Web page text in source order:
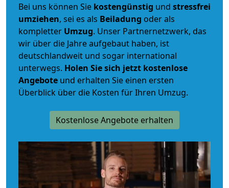
Bei uns können Sie kostengünstig und stressfrei
umziehen, sei es als Beiladung oder als
kompletter Umzug. Unser Partnernetzwerk, das
wir über die Jahre aufgebaut haben, ist
deutschlandweit und sogar international
unterwegs. Holen Sie sich jetzt kostenlose
Angebote und erhalten Sie einen ersten
Überblick über die Kosten für Ihren Umzug.
Kostenlose Angebote erhalten